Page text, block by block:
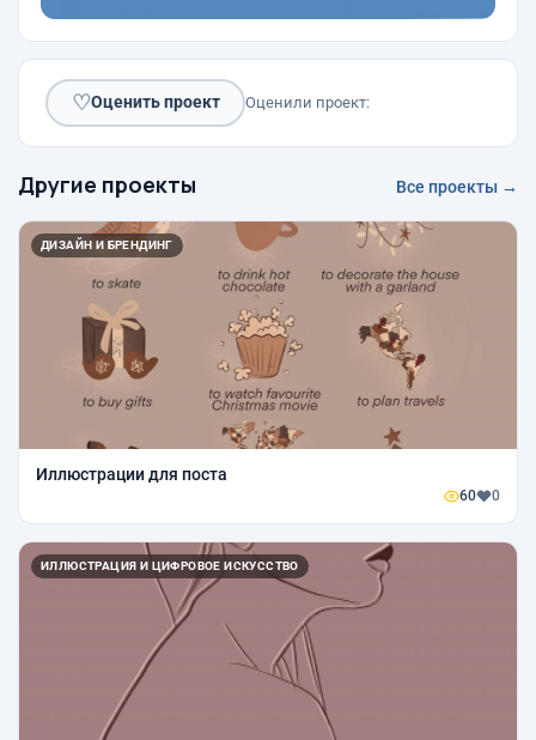
♡Оценить проект Оценили проект:
Другие проекты Все проекты →
ДИЗАЙН И БРЕНДИНГ
Иллюстрации для поста
60 0
ИЛЛЮСТРАЦИЯ И ЦИФРОВОЕ ИСКУССТВО